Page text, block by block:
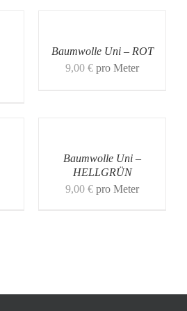
Baumwolle Uni – ROT
9,00 € pro Meter
Baumwolle Uni –
HELLGRÜN
9,00 € pro Meter